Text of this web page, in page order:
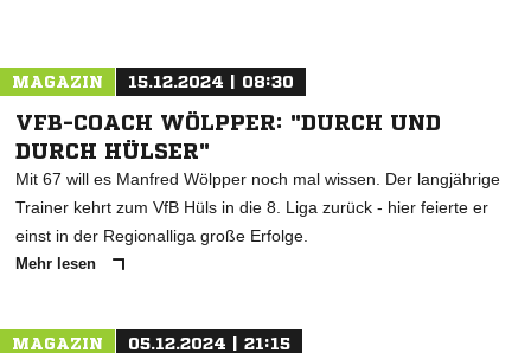
MAGAZIN 15.12.2024 | 08:30
VFB-COACH WÖLPPER: "DURCH UND
DURCH HÜLSER"
Mit 67 will es Manfred Wölpper noch mal wissen. Der langjährige
Trainer kehrt zum VfB Hüls in die 8. Liga zurück - hier feierte er
einst in der Regionalliga große Erfolge.
Mehr lesen
MAGAZIN 05.12.2024 | 21:15